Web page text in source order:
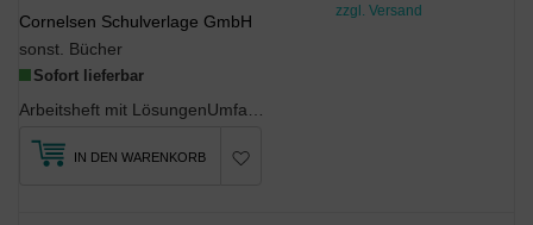
Cornelsen Schulverlage GmbH
sonst. Bücher
Sofort lieferbar
zzgl. Versand
IN DEN WARENKORB